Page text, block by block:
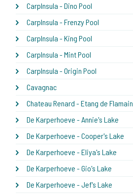
CarpInsula - Dino Pool
CarpInsula - Frenzy Pool
CarpInsula - King Pool
CarpInsula - Mint Pool
CarpInsula - Origin Pool
Cavagnac
Chateau Renard - Etang de Flamain
De Karperhoeve - Annie's Lake
De Karperhoeve - Cooper's Lake
De Karperhoeve - Eliya's Lake
De Karperhoeve - Gio's Lake
De Karperhoeve - Jef's Lake